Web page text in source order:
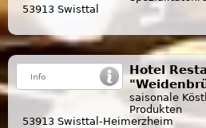
53913 Swisttal
Hotel
saisonale
Produkten
53913 Swisttal-Heimerzheim